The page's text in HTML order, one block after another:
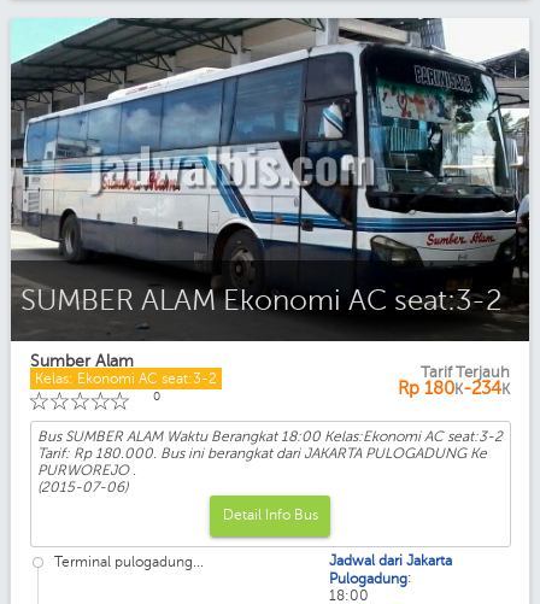
SUMBER ALAM Ekonomi AC seat:3-2
Sumber Alam
Kelas: Ekonomi AC seat:3-2
☆
☆
☆
☆
☆ 0
Tarif Terjauh
Rp 180K-234K
Bus SUMBER ALAM Waktu Berangkat 18:00 Kelas:Ekonomi AC seat:3-2
Tarif: Rp 180.000. Bus ini berangkat dari JAKARTA PULOGADUNG Ke
PURWOREJO .
(2015-07-06)
Detail Info Bus
Terminal pulogadung...
Jadwal dari Jakarta
Pulogadung:
18:00